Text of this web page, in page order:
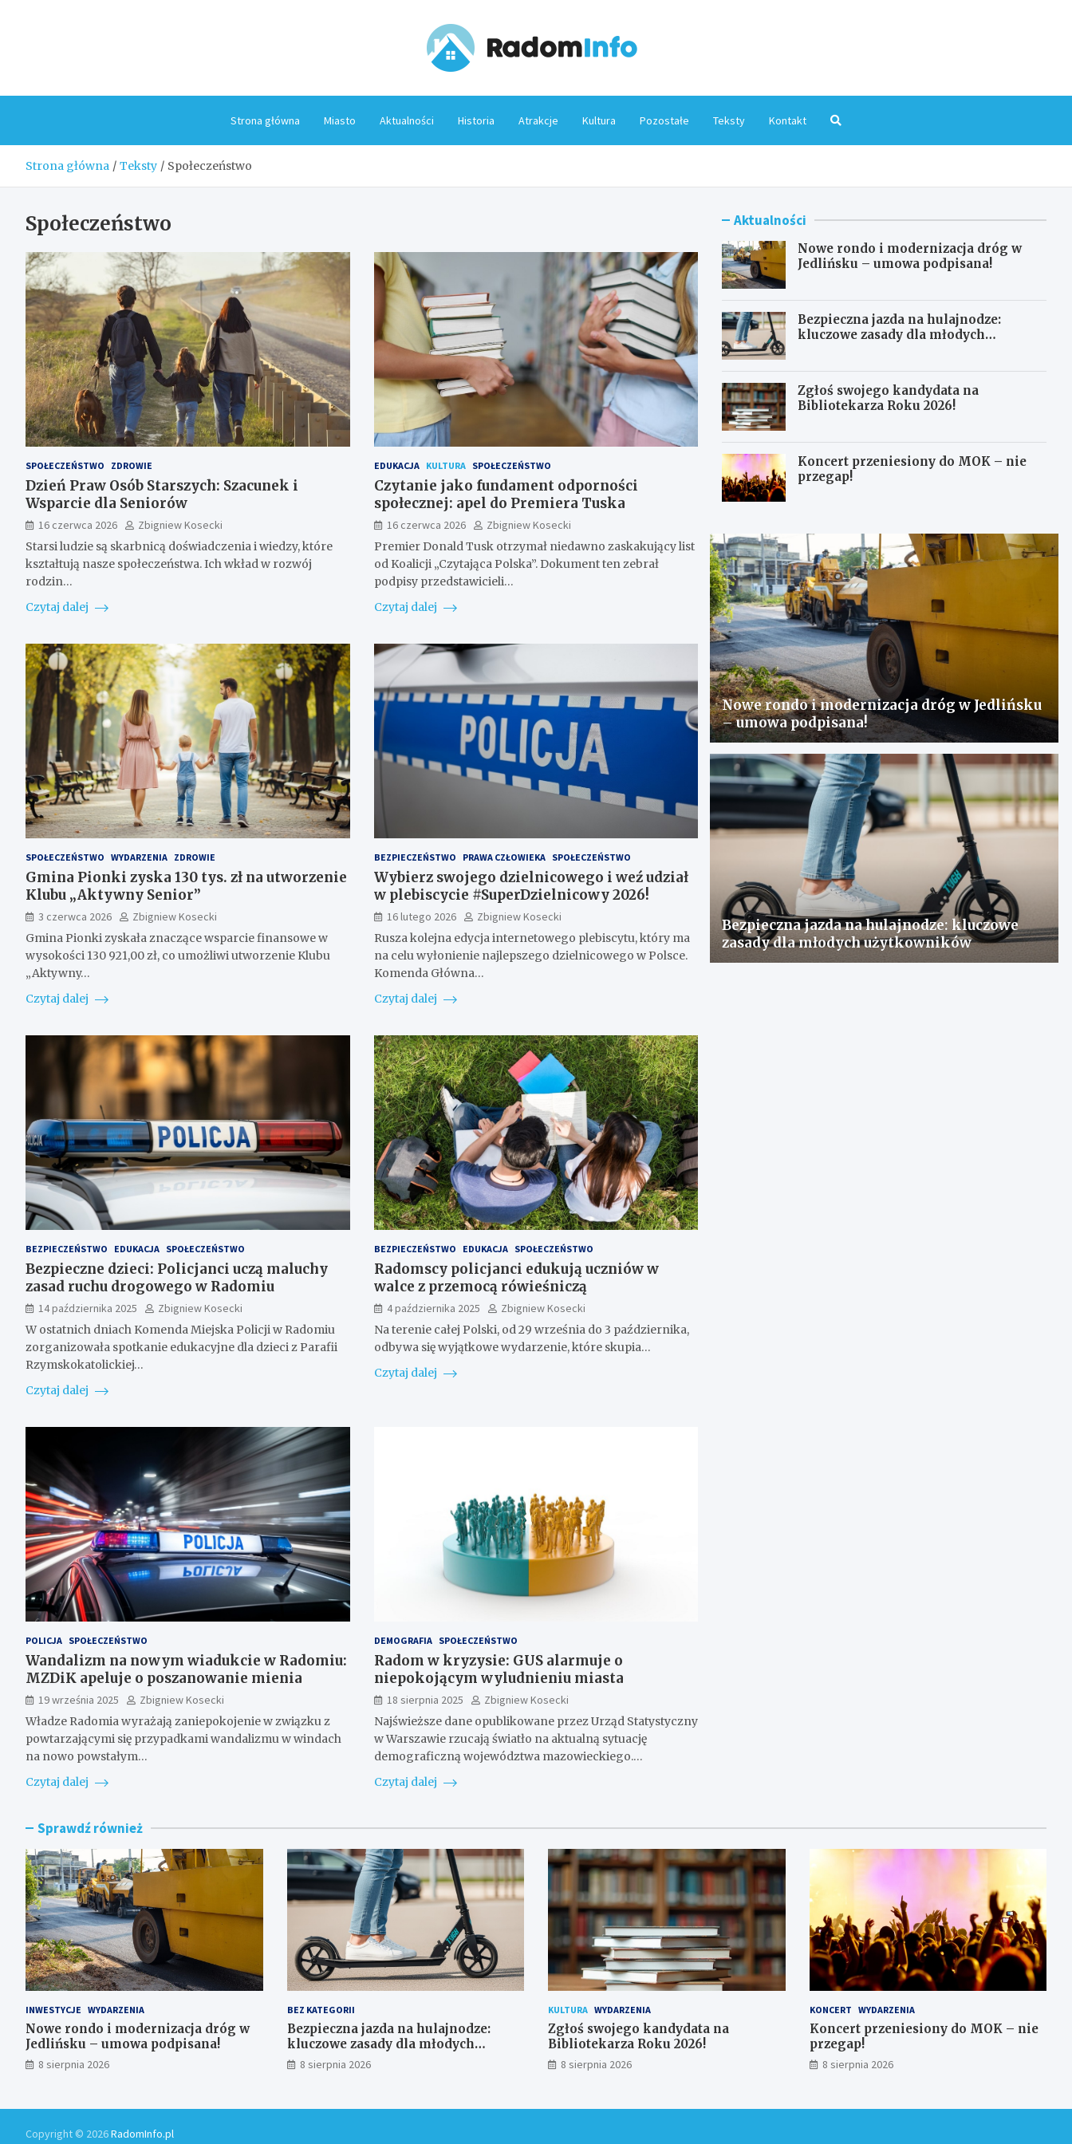
Strona główna Miasto Aktualności Historia Atrakcje Kultura Pozostałe Teksty Kontakt
Strona główna Teksty Społeczeństwo
Społeczeństwo
SPOŁECZEŃSTWO ZDROWIE
Dzień Praw Osób Starszych: Szacunek i
Wsparcie dla Seniorów
16 czerwca 2026
Zbigniew Kosecki
Starsi ludzie są skarbnicą doświadczenia i wiedzy, które
kształtują nasze społeczeństwa. Ich wkład w rozwój
rodzin…
Czytaj dalej
EDUKACJA KULTURA SPOŁECZEŃSTWO
Czytanie jako fundament odporności
społecznej: apel do Premiera Tuska
16 czerwca 2026
Zbigniew Kosecki
Premier Donald Tusk otrzymał niedawno zaskakujący list
od Koalicji „Czytająca Polska”. Dokument ten zebrał
podpisy przedstawicieli…
Czytaj dalej
SPOŁECZEŃSTWO WYDARZENIA ZDROWIE
Gmina Pionki zyska 130 tys. zł na utworzenie
Klubu „Aktywny Senior”
3 czerwca 2026
Zbigniew Kosecki
Gmina Pionki zyskała znaczące wsparcie finansowe w
wysokości 130 921,00 zł, co umożliwi utworzenie Klubu
„Aktywny…
Czytaj dalej
BEZPIECZEŃSTWO PRAWA CZŁOWIEKA SPOŁECZEŃSTWO
Wybierz swojego dzielnicowego i weź udział
w plebiscycie #SuperDzielnicowy 2026!
16 lutego 2026
Zbigniew Kosecki
Rusza kolejna edycja internetowego plebiscytu, który ma
na celu wyłonienie najlepszego dzielnicowego w Polsce.
Komenda Główna…
Czytaj dalej
BEZPIECZEŃSTWO EDUKACJA SPOŁECZEŃSTWO
Bezpieczne dzieci: Policjanci uczą maluchy
zasad ruchu drogowego w Radomiu
14 października 2025
Zbigniew Kosecki
W ostatnich dniach Komenda Miejska Policji w Radomiu
zorganizowała spotkanie edukacyjne dla dzieci z Parafii
Rzymskokatolickiej…
Czytaj dalej
BEZPIECZEŃSTWO EDUKACJA SPOŁECZEŃSTWO
Radomscy policjanci edukują uczniów w
walce z przemocą rówieśniczą
4 października 2025
Zbigniew Kosecki
Na terenie całej Polski, od 29 września do 3 października,
odbywa się wyjątkowe wydarzenie, które skupia…
Czytaj dalej
POLICJA SPOŁECZEŃSTWO
Wandalizm na nowym wiadukcie w Radomiu:
MZDiK apeluje o poszanowanie mienia
19 września 2025
Zbigniew Kosecki
Władze Radomia wyrażają zaniepokojenie w związku z
powtarzającymi się przypadkami wandalizmu w windach
na nowo powstałym…
Czytaj dalej
DEMOGRAFIA SPOŁECZEŃSTWO
Radom w kryzysie: GUS alarmuje o
niepokojącym wyludnieniu miasta
18 sierpnia 2025
Zbigniew Kosecki
Najświeższe dane opublikowane przez Urząd Statystyczny
w Warszawie rzucają światło na aktualną sytuację
demograficzną województwa mazowieckiego.…
Czytaj dalej
Aktualności
Nowe rondo i modernizacja dróg w
Jedlińsku – umowa podpisana!
Bezpieczna jazda na hulajnodze:
kluczowe zasady dla młodych
Zgłoś swojego kandydata na
Bibliotekarza Roku 2026!
Koncert przeniesiony do MOK – nie
przegap!
Nowe rondo i modernizacja dróg w Jedlińsku
– umowa podpisana!
Bezpieczna jazda na hulajnodze: kluczowe
zasady dla młodych użytkowników
Sprawdź również
INWESTYCJE WYDARZENIA
Nowe rondo i modernizacja dróg w
Jedlińsku – umowa podpisana!
8 sierpnia 2026
BEZ KATEGORII
Bezpieczna jazda na hulajnodze:
kluczowe zasady dla młodych
użytkowników
8 sierpnia 2026
KULTURA WYDARZENIA
Zgłoś swojego kandydata na
Bibliotekarza Roku 2026!
8 sierpnia 2026
KONCERT WYDARZENIA
Koncert przeniesiony do MOK – nie
przegap!
8 sierpnia 2026
Copyright © 2026RadomInfo.pl